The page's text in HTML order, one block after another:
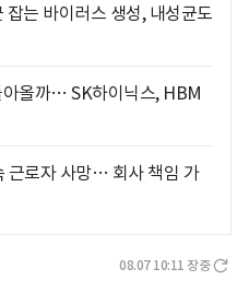
는 바이러스 생성, 내성균도
아올까… SK하이닉스, HBM
근로자 사망… 회사 책임 가
08.07 10:11 장중